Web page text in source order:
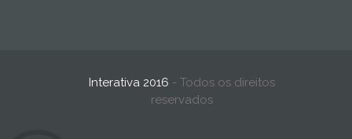
Interativa 2016 - Todos os direitos
reservados